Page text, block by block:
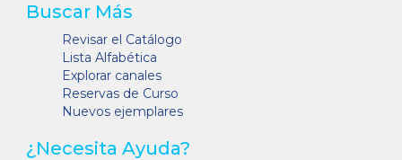
Buscar Más
Revisar el Catálogo
Lista Alfabética
Explorar canales
Reservas de Curso
Nuevos ejemplares
¿Necesita Ayuda?